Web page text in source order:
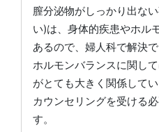
膣分泌物がしっかり出な
い)は、身体的疾患やホル
あるので、婦人科で解決
ホルモンバランスに関し
がとても大きく関係して
カウンセリングを受ける
す。